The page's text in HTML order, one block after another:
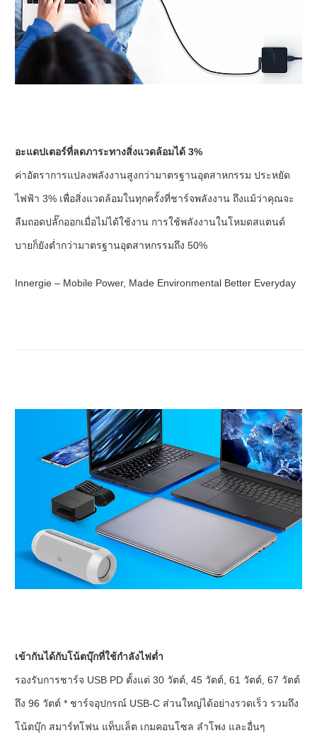
อะแดปเตอร์ที่ลดภาระทางสิ่งแวดล้อมได้ 3%
ค่าอัตราการแปลงพลังงานสูงกว่ามาตรฐานอุตสาหกรรม ประหยัด
ไฟฟ้า 3% เพื่อสิ่งแวดล้อมในทุกครั้งที่ชาร์จพลังงาน ถึงแม้ว่าคุณจะ
ลืมถอดปลั๊กออกเมื่อไม่ได้ใช้งาน การใช้พลังงานในโหมดสแตนด์
บายก็ยังต่ำกว่ามาตรฐานอุตสาหกรรมถึง 50%
Innergie – Mobile Power, Made Environmental Better Everyday
เข้ากันได้กับโน้ตบุ๊กที่ใช้กำลังไฟต่ำ
รองรับการชาร์จ USB PD ตั้งแต่ 30 วัตต์, 45 วัตต์, 61 วัตต์, 67 วัตต์
ถึง 96 วัตต์ * ชาร์จอุปกรณ์ USB-C ส่วนใหญ่ได้อย่างรวดเร็ว รวมถึง
โน้ตบุ๊ก สมาร์ทโฟน แท็บเล็ต เกมคอนโซล ลำโพง และอื่นๆ